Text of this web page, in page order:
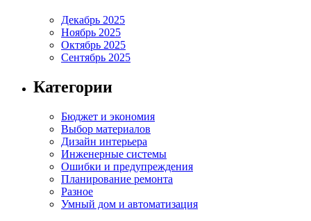
Декабрь 2025
Ноябрь 2025
Октябрь 2025
Сентябрь 2025
Категории
Бюджет и экономия
Выбор материалов
Дизайн интерьера
Инженерные системы
Ошибки и предупреждения
Планирование ремонта
Разное
Умный дом и автоматизация